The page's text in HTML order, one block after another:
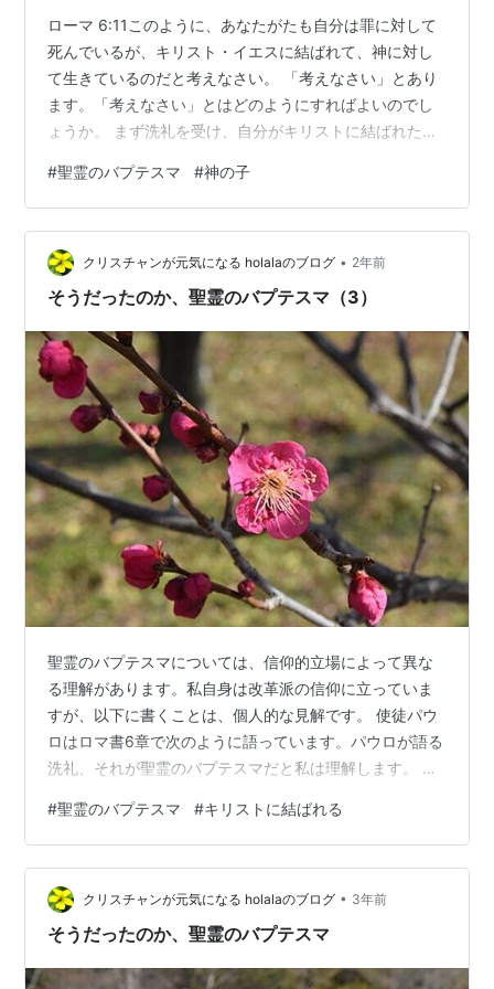
ローマ 6:11このように、あなたがたも自分は罪に対して
死んでいるが、キリスト・イエスに結ばれて、神に対し
て生きているのだと考えなさい。 「考えなさい」とあり
ます。「考えなさい」とはどのようにすればよいのでし
ょうか。 まず洗礼を受け、自分がキリストに結ばれたと
に、罪に対して死に、新しい命に生きていると考えます
（信じます）。自分が新しく生まれ変わったと考えます
（信じます）。 ガラテヤ 3:26～27あなたがたは皆、信
仰により、キリスト・イエスに結ばれて神の子なので
す。洗礼を受けてキリストに結ばれたあなたがたは皆、
#聖霊のバプテスマ #神の子
クリスチャンが元気になる holalaのブログ • 2年前
そうだったのか、聖霊のバプテスマ（3）
聖霊のバプテスマについては、信仰的立場によって異な
る理解があります。私自身は改革派の信仰に立っていま
すが、以下に書くことは、個人的な見解です。 使徒パウ
ロはロマ書6章で次のように語っています。パウロが語る
洗礼、それが聖霊のバプテスマだと私は理解します。 ロ
リスト・イエスに結ばれるために洗礼を受けたわたした
ちが皆、またその死にあずかるために洗礼を受けたこと
を。わたしたちは洗礼によってキリストと共に葬られ、
その死にあずかるものとなりました。それは、キリスト
が御父の栄光によって死者の中から復活させられたよう
#聖霊のバプテスマ #キリストに結ばれる
クリスチャンが元気になる holalaのブログ • 3年前
そうだったのか、聖霊のバプテスマ